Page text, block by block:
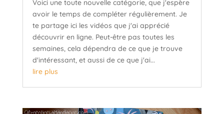
Voici une toute nouvelle catégorie, que j'espère
avoir le temps de compléter régulièrement. Je
te partage ici les vidéos que j'ai apprécié
découvrir en ligne. Peut-être pas toutes les
semaines, cela dépendra de ce que je trouve
d'intéressant, et aussi de ce que j'ai...
lire plus